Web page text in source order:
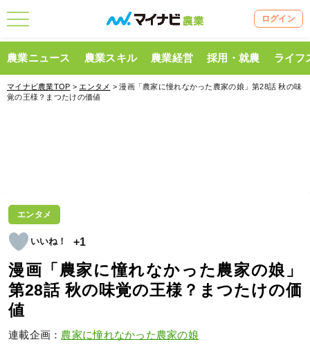
ログイン
農業ニュース 農業スキル 農業経営 採用・就農 ライフ
マイナビ農業TOP > エンタメ > 漫画「農家に憧れなかった農家の娘」第28話 秋の味
覚の王様？まつたけの価値
エンタメ
+1
漫画「農家に憧れなかった農家の娘」
第28話 秋の味覚の王様？まつたけの価
値
連載企画： 農家に憧れなかった農家の娘